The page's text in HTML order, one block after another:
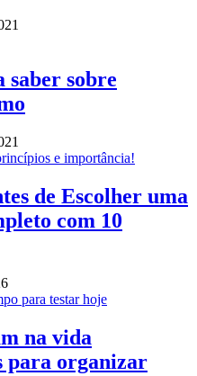
saber sobre
de Escolher uma
com 10
na vida
para organizar